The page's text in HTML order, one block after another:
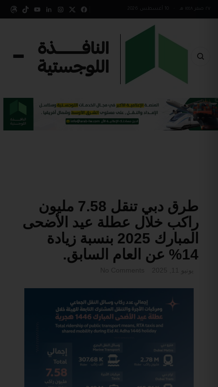
٢٧ صفر ١٤٤٨ هـ
طرق دبي تنقل 7.58 مليون
راكب خلال عطلة عيد الأضحى
المبارك 2025 بنسبة زيادة
14% عن العام السابق.